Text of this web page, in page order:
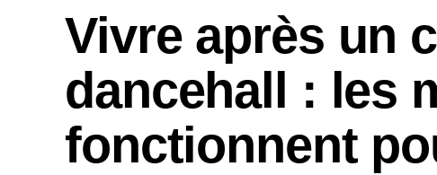
Vivre après un
dancehall : les
fonctionnent